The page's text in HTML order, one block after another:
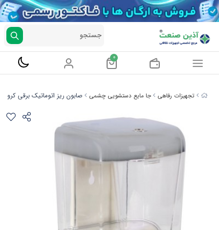
تجهیزات رفاهی جا مایع دستشویی چشمی صابون ریز اتوماتیک برقی کروم 218C
جستجو
0